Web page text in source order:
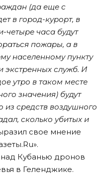
(да еще с
в город-курорт, в
четыре часа будут
пожары, а в
населенному пункту
экстренных служб. И
утро в таком месте
значения) будут
из средств воздушного
сколько убитых и
свое мнение
».
Кубанью дронов
в Геленджике.